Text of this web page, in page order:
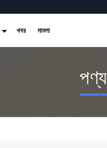
খবর মামলা
পণ্য